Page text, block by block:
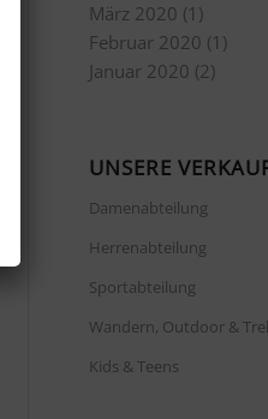
März 2020 (1)
Februar 2020 (1)
Januar 2020 (2)
UNSERE
Damenabteilung
Herrenabteilung
Sportabteilung
Wandern, Outdoor &
Kids & Teens